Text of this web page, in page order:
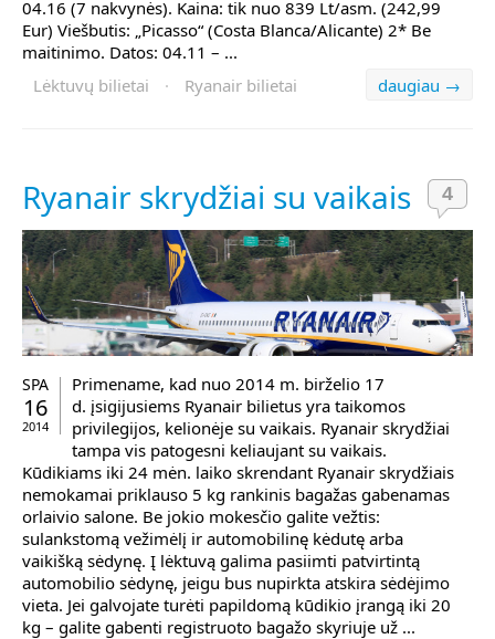
04.16 (7 nakvynės). Kaina: tik nuo 839 Lt/asm. (242,99
Eur) Viešbutis: „Picasso“ (Costa Blanca/Alicante) 2* Be
maitinimo. Datos: 04.11 – ...
daugiau →
Lėktuvų bilietai · Ryanair bilietai
Ryanair skrydžiai su vaikais 4
SPA
16
2014
Primename, kad nuo 2014 m. birželio 17
d. įsigijusiems Ryanair bilietus yra taikomos
privilegijos, kelionėje su vaikais. Ryanair skrydžiai
tampa vis patogesni keliaujant su vaikais.
Kūdikiams iki 24 mėn. laiko skrendant Ryanair skrydžiais
nemokamai priklauso 5 kg rankinis bagažas gabenamas
orlaivio salone. Be jokio mokesčio galite vežtis:
sulankstomą vežimėlį ir automobilinę kėdutę arba
vaikišką sėdynę. Į lėktuvą galima pasiimti patvirtintą
automobilio sėdynę, jeigu bus nupirkta atskira sėdėjimo
vieta. Jei galvojate turėti papildomą kūdikio įrangą iki 20
kg – galite gabenti registruoto bagažo skyriuje už ...